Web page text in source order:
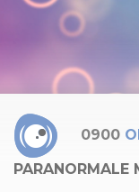
0900
PARANORMALE